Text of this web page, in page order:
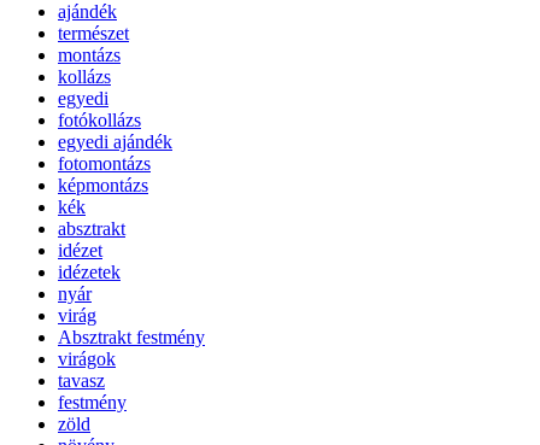
ajándék
természet
montázs
kollázs
egyedi
fotókollázs
egyedi ajándék
fotomontázs
képmontázs
kék
absztrakt
idézet
idézetek
nyár
virág
Absztrakt festmény
virágok
tavasz
festmény
zöld